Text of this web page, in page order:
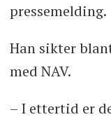
pressemelding.
Han sikter
med NAV.
– I ettertid er